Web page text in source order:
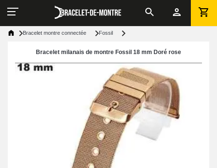
Bracelet montre connectée Fossil
Bracelet milanais de montre Fossil 18 mm Doré rose